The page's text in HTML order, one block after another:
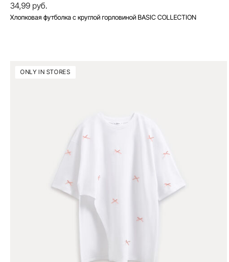
34,99 руб.
Хлопковая футболка с круглой горловиной BASIC COLLECTION
ONLY IN STORES